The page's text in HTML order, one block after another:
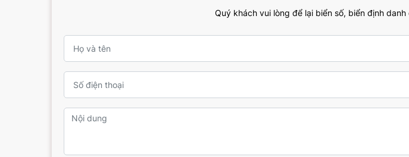
Quý khách vui lòng để lại biển số, biển định